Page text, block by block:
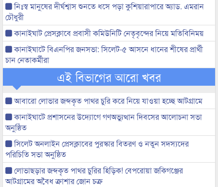
নিঃস্ব মানুষের দীর্ঘশ্বাস শুনতে ধসে পড়া কুশিয়ারাপারে অ্যাড. এমরান
চৌধুরী
কানাইঘাট প্রেসক্লাবে প্রবাসী কমিউনিটি নেতৃবৃন্দের নিয়ে মতিবিনিময়
কানাইঘাটে বিএনপির জনসভা: সিলেট-৫ আসনে ধানের শীষের প্রার্থী
চান নেতাকর্মীরা
এই বিভাগের আরো খবর
আবারো লোভার জব্দকৃত পাথর চুরি করে নিয়ে যাওয়া হচ্ছে আটগ্রামে
কানাইঘাটে প্রশাসনের উদ্যোগে গণঅভ্যুত্থান দিবসের আলোচনা সভা
অনুষ্ঠিত
সিলেট অনলাইন প্রেসক্লাবের পুরস্কার বিতরণ ও নতুন সদস্যদের
পরিচিতি সভা অনুষ্ঠিত
লোভাছড়ার জব্দকৃত পাথর চুরির হিড়িক! বেপরোয়া জকিগঞ্জের
আটগ্রামের অবৈধ ক্রাশার জোন চক্র